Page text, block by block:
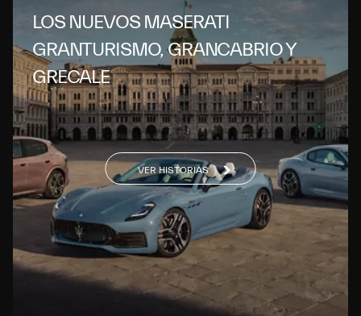
LOS NUEVOS MASERATI
GRANTURISMO, GRANCABRIO Y
GRECALE
VER HISTORIAS